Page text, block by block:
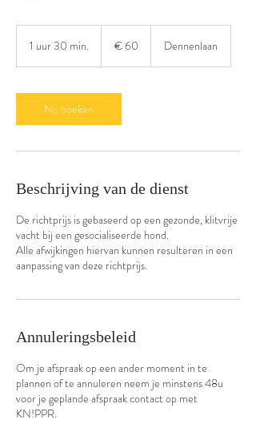
1 uur 30 min.
3
0
m
n
€ 60 Dennenlaan
Nu boeken
Beschrijving van de dienst
De richtprijs is gebaseerd op een gezonde, klitvrije
vacht bij een gesocialiseerde hond.
Alle afwijkingen hiervan kunnen resulteren in een
aanpassing van deze richtprijs.
Annuleringsbeleid
Om je afspraak op een ander moment in te
plannen of te annuleren neem je minstens 48u
voor je geplande afspraak contact op met
KN!PPR.